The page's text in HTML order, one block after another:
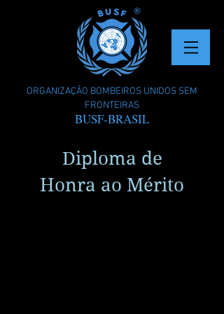
ORGANIZAÇÃO BOMBEIROS UNIDOS SEM
FRONTEIRAS
BUSF-BRASIL
Diploma de
Honra ao Mérito